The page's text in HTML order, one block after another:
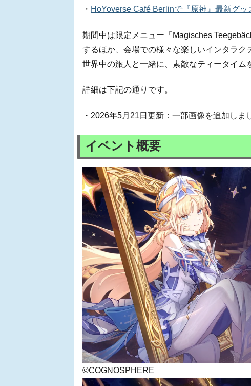
・ HoYoverse Café Berlinで『原神』最新グッ
期間中は限定メニュー「Magisches
するほか、会場での様々な楽しいインタラク
世界中の旅人と一緒に、素敵なティータイム
詳細は下記の通りです。
・2026年5月21日更新：一部画像を追加しま
イベント概要
©COGNOSPHERE